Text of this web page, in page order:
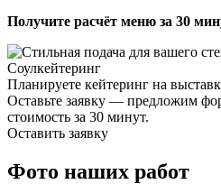
Получите расчёт меню за 30
Планируете кейтеринг на
Оставьте заявку — предложим
стоимость за 30 минут.
Оставить заявку
Фото наших работ